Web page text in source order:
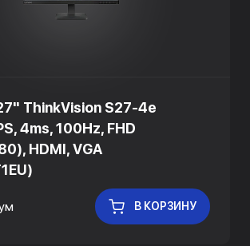
ThinkVision S27-4e
4ms, 100Hz, FHD
HDMI, VGA
В КОРЗИНУ